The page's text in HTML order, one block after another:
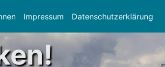
Impressum Datenschutzerklärung